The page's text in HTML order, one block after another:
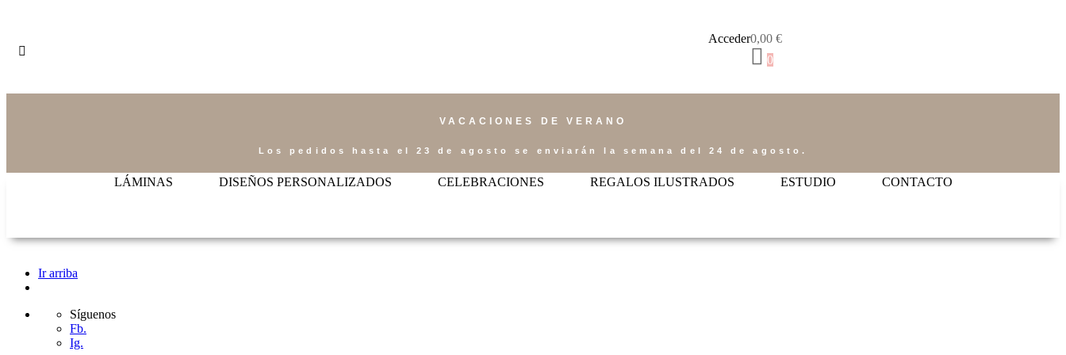
Acceder0,00€
0
VACACIONES DE VERANO
Los pedidos hasta el 23 de agosto se enviarán la semana del 24 de agosto.
LÁMINAS DISEÑOS PERSONALIZADOS CELEBRACIONES REGALOS ILUSTRADOS ESTUDIO CONTACTO
Ir arriba
Síguenos
Fb.
Ig.